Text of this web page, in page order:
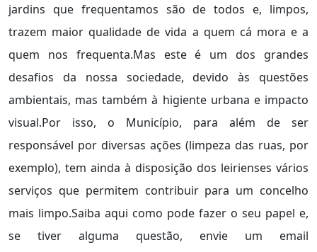
jardins que frequentamos são de todos e, limpos,
trazem maior qualidade de vida a quem cá mora e a
quem nos frequenta.Mas este é um dos grandes
desafios da nossa sociedade, devido às questões
ambientais, mas também à higiente urbana e impacto
visual.Por isso, o Município, para além de ser
responsável por diversas ações (limpeza das ruas, por
exemplo), tem ainda à disposição dos leirienses vários
serviços que permitem contribuir para um concelho
mais limpo.Saiba aqui como pode fazer o seu papel e,
se tiver alguma questão, envie um email